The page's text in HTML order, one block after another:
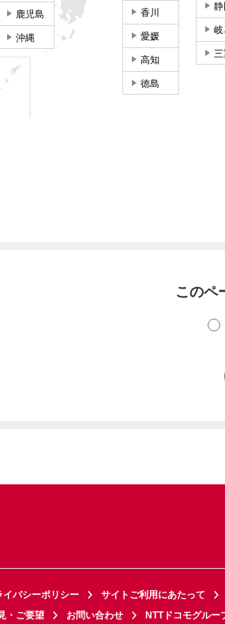
静
香川
愛媛
高知
徳島
鹿児島
沖縄
このペ
イバシーポリシー サイトご利用にあたって
・ご要望 お問い合わせ NTTドコモグルー